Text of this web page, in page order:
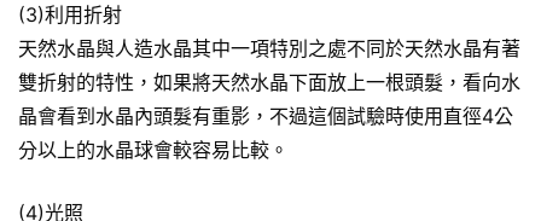
(3)利用折射
天然水晶與人造水晶其中一項特別之處不同於天然水晶有著
雙折射的特性，如果將天然水晶下面放上一根頭髮，看向水
晶會看到水晶內頭髮有重影，不過這個試驗時使用直徑4公
分以上的水晶球會較容易比較。
(4)光照